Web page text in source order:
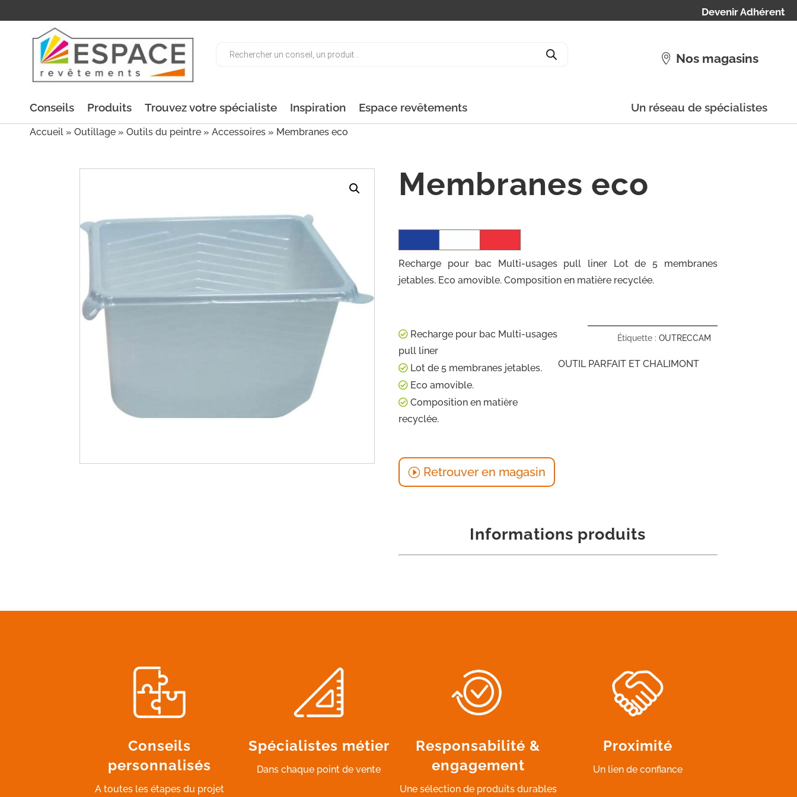
Devenir Adhérent
Nos magasins
Conseils Produits Trouvez votre spécialiste Inspiration Espace revêtements Un réseau de spécialistes
Accueil » Outillage » Outils du peintre » Accessoires » Membranes eco
Membranes eco
Recharge pour bac Multi-usages pull liner Lot de 5 membranes
jetables. Eco amovible. Composition en matière recyclée.
Recharge pour bac Multi-usages
pull liner
Lot de 5 membranes jetables.
Eco amovible.
Composition en matière
recyclée.
Retrouver en magasin
Étiquette : OUTRECCAM
OUTIL PARFAIT ET CHALIMONT
Informations produits
Conseils
personnalisés
A toutes les étapes du projet
Spécialistes métier
Dans chaque point de vente
Responsabilité &
engagement
Une sélection de produits durables
Proximité
Un lien de confiance